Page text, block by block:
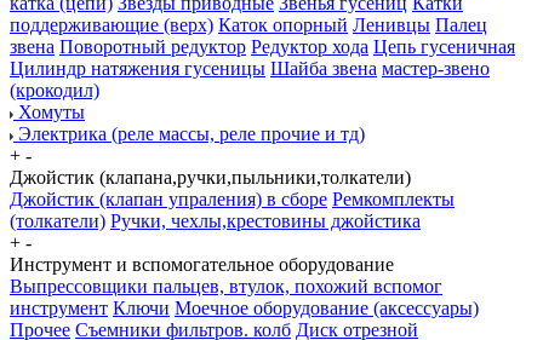
поддерживающие (верх) Каток опорный Ленивцы Палец
звена Поворотный редуктор Редуктор хода Цепь гусеничная
Цилиндр натяжения гусеницы Шайба звена мастер-звено
(крокодил)
Хомуты
Электрика (реле массы, реле прочие и тд)
+ -
Джойстик (клапана,ручки,пыльники,толкатели)
Джойстик (клапан упраления) в сборе Ремкомплекты
(толкатели) Ручки, чехлы,крестовины джойстика
+ -
Инструмент и вспомогательное оборудование
Выпрессовщики пальцев, втулок, похожий вспомог
инструмент Ключи Моечное оборудование (аксессуары)
Прочее Съемники фильтров. колб Диск отрезной